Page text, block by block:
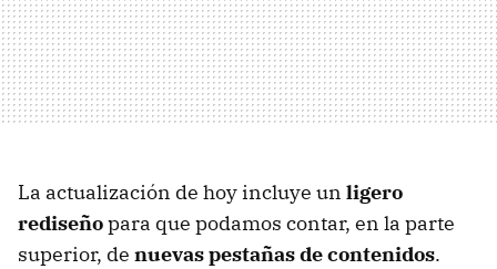
La actualización de hoy incluye un ligero
rediseñopara que podamos contar, en la parte
superior, de nuevas pestañas de contenidos.